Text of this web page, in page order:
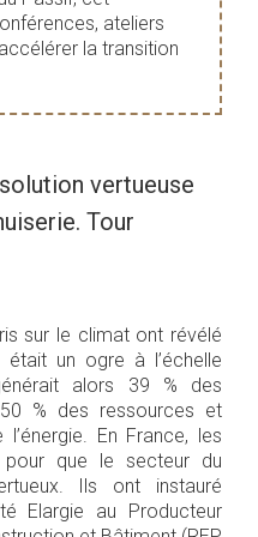
ateliers
la transition
vertueuse
Tour
sur le climat ont révélé
un ogre à l’échelle
alors 39 % des
% des ressources et
En France, les
que le secteur du
Ils ont instauré
Elargie au Producteur